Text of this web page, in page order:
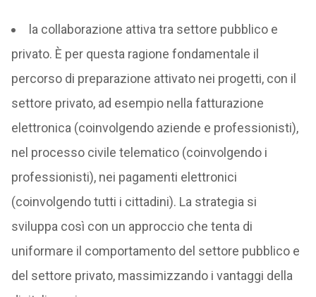
la collaborazione attiva tra settore pubblico e
privato. È per questa ragione fondamentale il
percorso di preparazione attivato nei progetti, con il
settore privato, ad esempio nella fatturazione
elettronica (coinvolgendo aziende e professionisti),
nel processo civile telematico (coinvolgendo i
professionisti), nei pagamenti elettronici
(coinvolgendo tutti i cittadini). La strategia si
sviluppa così con un approccio che tenta di
uniformare il comportamento del settore pubblico e
del settore privato, massimizzando i vantaggi della